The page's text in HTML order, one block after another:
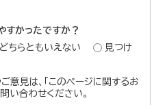
すかったですか？
どちらともいえない
見つけ
意見は、「このページに関するお
い合わせください。